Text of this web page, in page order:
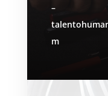
–
m